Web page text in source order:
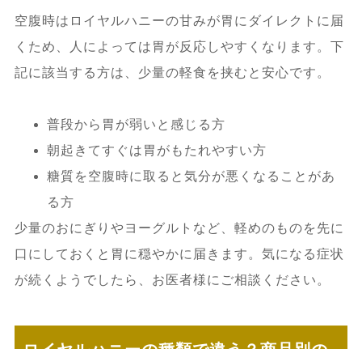
空腹時はロイヤルハニーの甘みが胃にダイレクトに届
くため、人によっては胃が反応しやすくなります。下
記に該当する方は、少量の軽食を挟むと安心です。
普段から胃が弱いと感じる方
朝起きてすぐは胃がもたれやすい方
糖質を空腹時に取ると気分が悪くなることがあ
る方
少量のおにぎりやヨーグルトなど、軽めのものを先に
口にしておくと胃に穏やかに届きます。気になる症状
が続くようでしたら、お医者様にご相談ください。